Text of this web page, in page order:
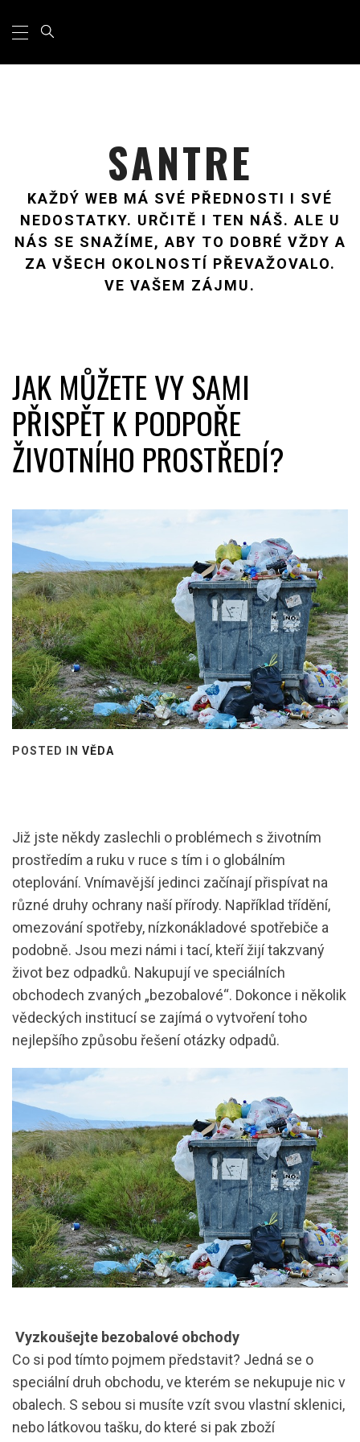
Menu
SANTRE
KAŽDÝ WEB MÁ SVÉ PŘEDNOSTI I SVÉ
NEDOSTATKY. URČITĚ I TEN NÁŠ. ALE U
NÁS SE SNAŽÍME, ABY TO DOBRÉ VŽDY A
ZA VŠECH OKOLNOSTÍ PŘEVAŽOVALO.
VE VAŠEM ZÁJMU.
JAK MŮŽETE VY SAMI
PŘISPĚT K PODPOŘE
ŽIVOTNÍHO PROSTŘEDÍ?
POSTED IN VĚDA
Již jste někdy zaslechli o problémech s životním
prostředím a ruku v ruce s tím i o globálním
oteplování. Vnímavější jedinci začínají přispívat na
různé druhy ochrany naší přírody. Například třídění,
omezování spotřeby, nízkonákladové spotřebiče a
podobně. Jsou mezi námi i tací, kteří žijí takzvaný
život bez odpadků. Nakupují ve speciálních
obchodech zvaných „bezobalové“. Dokonce i několik
vědeckých institucí se zajímá o vytvoření toho
nejlepšího způsobu řešení otázky odpadů.
Vyzkoušejte bezobalové obchody
Co si pod tímto pojmem představit? Jedná se o
speciální druh obchodu, ve kterém se nekupuje nic v
obalech. S sebou si musíte vzít svou vlastní sklenici,
nebo látkovou tašku, do které si pak zboží